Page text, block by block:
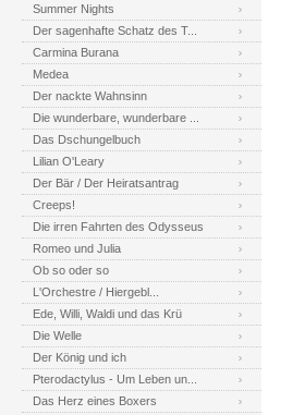
Summer Nights
Der sagenhafte Schatz des T...
Carmina Burana
Medea
Der nackte Wahnsinn
Die wunderbare, wunderbare ...
Das Dschungelbuch
Lilian O'Leary
Der Bär / Der Heiratsantrag
Creeps!
Die irren Fahrten des Odysseus
Romeo und Julia
Ob so oder so
L'Orchestre / Hiergebl...
Ede, Willi, Waldi und das Krü
Die Welle
Der König und ich
Pterodactylus - Um Leben un...
Das Herz eines Boxers